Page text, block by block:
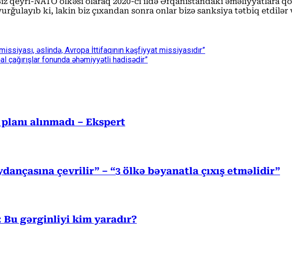
ki, lakin biz çıxandan sonra onlar bizə sanksiya tətbiq
əslində, Avropa İttifaqının kəşfiyyat missiyasıdır”
çağırışlar fonunda əhəmiyyətli hadisədir”
alınmadı – Ekspert
çevrilir” – “3 ölkə bəyanatla çıxış etməlidir”
Bu gərginliyi kim yaradır?